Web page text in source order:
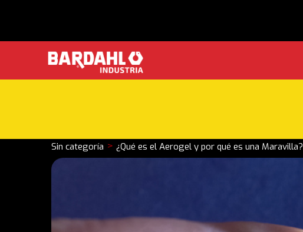
Sin categoría > ¿Qué es el Aerogel y por qué es una Maravilla?